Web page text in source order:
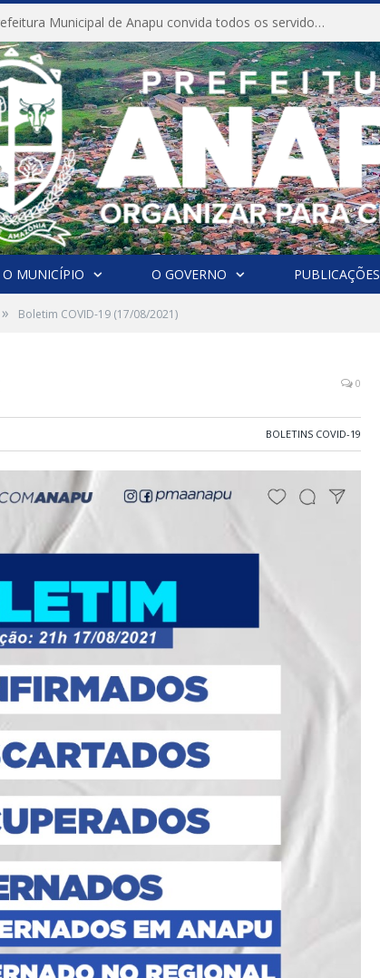
CONVITE A Prefeitura Municipal de Anapu convida todos os servidores públicos municipais para participarem da Audiência Pública de discussão da Lei de Diretrizes Orçamentárias (LDO), importante instrumento de planejamento das ações e investimentos da Administração Pública para o próximo exercício financeiro.
O MUNICÍPIO O GOVERNO PUBLICAÇÕES
» Boletim COVID-19 (17/08/2021)
0
BOLETINS COVID-19